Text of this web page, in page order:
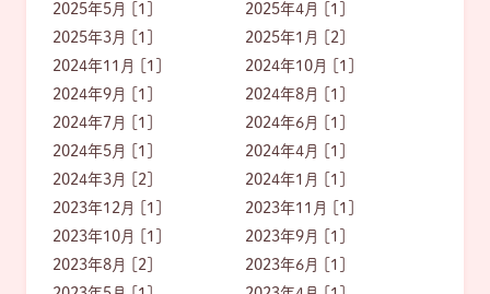
2025年5月 [1]
2025年4月 [1]
2025年3月 [1]
2025年1月 [2]
2024年11月 [1]
2024年10月 [1]
2024年9月 [1]
2024年8月 [1]
2024年7月 [1]
2024年6月 [1]
2024年5月 [1]
2024年4月 [1]
2024年3月 [2]
2024年1月 [1]
2023年12月 [1]
2023年11月 [1]
2023年10月 [1]
2023年9月 [1]
2023年8月 [2]
2023年6月 [1]